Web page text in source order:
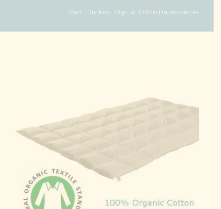
Start- Decken - Organic Cotton Daunendecke